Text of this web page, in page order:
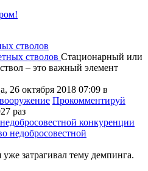
стволов
Стационарный или
– это важный элемент
26 октября 2018 07:09 в
Прокомментируй
раз
конкуренции
затрагивал тему демпинга.